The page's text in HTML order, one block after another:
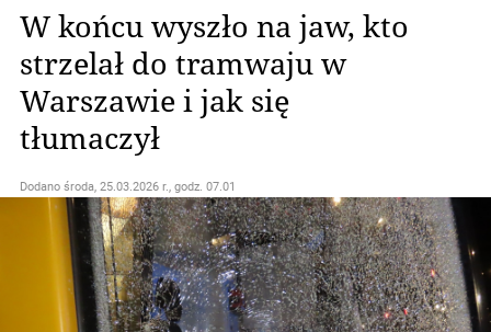
W końcu wyszło na jaw, kto
strzelał do tramwaju w
Warszawie i jak się
tłumaczył
Dodano środa, 25.03.2026 r., godz. 07.01